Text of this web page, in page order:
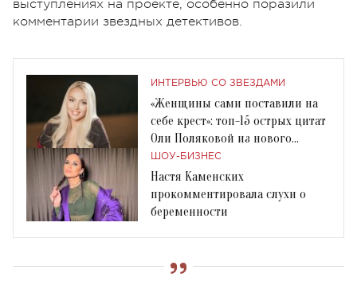
выступлениях на проекте, особенно поразили
комментарии звездных детективов.
ИНТЕРВЬЮ СО ЗВЕЗДАМИ
«Женщины сами поставили на
себе крест»: топ-15 острых цитат
Оли Поляковой из нового
интервью
ШОУ-БИЗНЕС
Настя Каменских
прокомментировала слухи о
беременности